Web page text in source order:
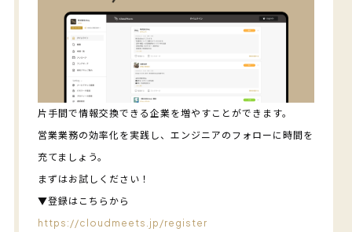
片手間で情報交換できる企業を増やすことができます。
営業業務の効率化を実践し、エンジニアのフォローに時間を
充てましょう。
まずはお試しください！
▼登録はこちらから
https://cloudmeets.jp/register